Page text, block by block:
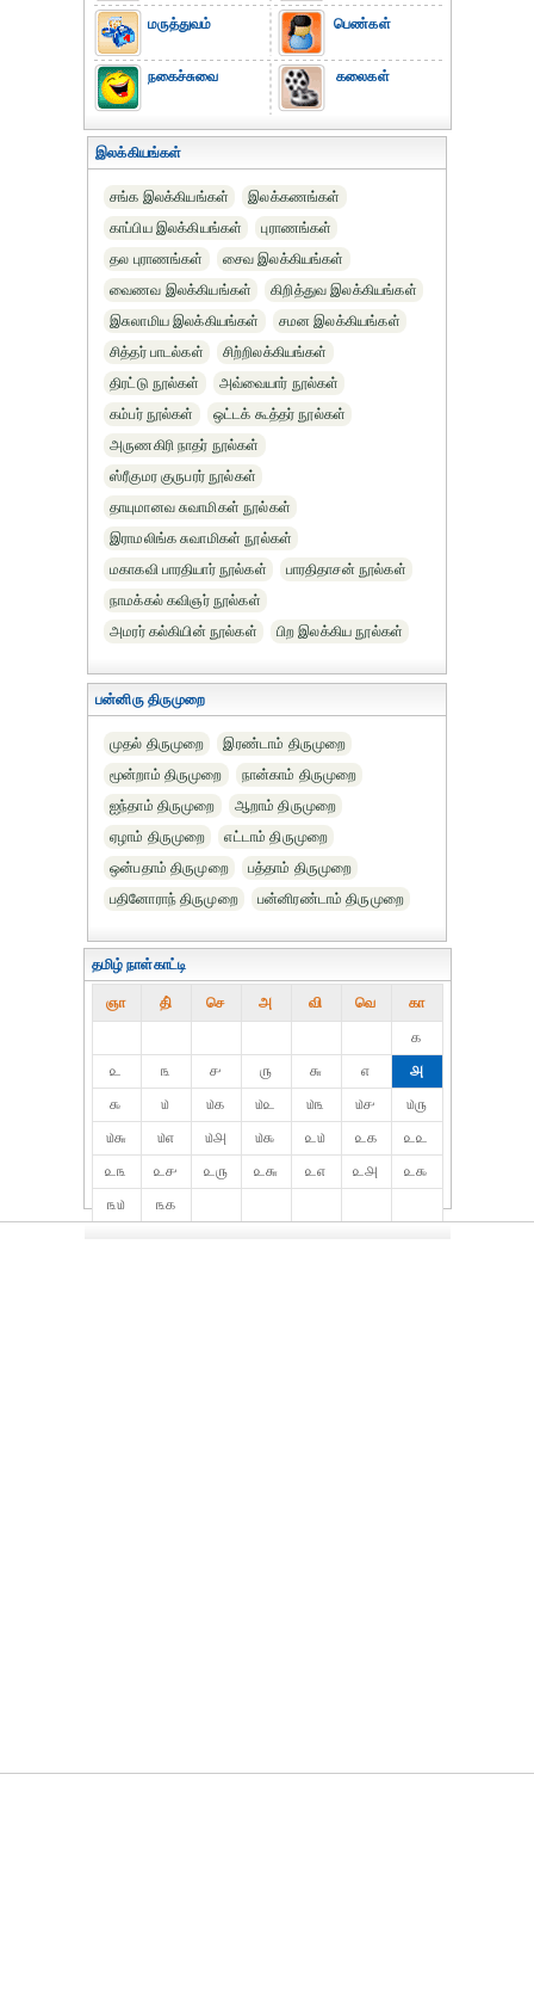
மருத்துவம்
நகைச்சுவை
பெண்கள்
கலைகள்
இலக்கியங்கள்
சங்க இலக்கியங்கள்
இலக்கணங்கள்
காப்பிய இலக்கியங்கள்
புராணங்கள்
தல புராணங்கள்
சைவ இலக்கியங்கள்
வைணவ இலக்கியங்கள்
கிறித்துவ இலக்கியங்கள்
இசுலாமிய இலக்கியங்கள்
சமன இலக்கியங்கள்
சித்தர் பாடல்கள்
சிற்றிலக்கியங்கள்
திரட்டு நூல்கள்
அவ்வையார் நூல்கள்
கம்பர் நூல்கள்
ஒட்டக் கூத்தர் நூல்கள்
அருணகிரி நாதர் நூல்கள்
ஸ்ரீகுமர குருபரர் நூல்கள்
தாயுமானவ சுவாமிகள் நூல்கள்
இராமலிங்க சுவாமிகள் நூல்கள்
மகாகவி பாரதியார் நூல்கள்
பாரதிதாசன் நூல்கள்
நாமக்கல் கவிஞர் நூல்கள்
அமரர் கல்கியின் நூல்கள்
பிற இலக்கிய நூல்கள்
பன்னிரு திருமுறை
முதல் திருமுறை
இரண்டாம் திருமுறை
மூன்றாம் திருமுறை
நான்காம் திருமுறை
ஐந்தாம் திருமுறை
ஆறாம் திருமுறை
ஏழாம் திருமுறை
எட்டாம் திருமுறை
ஒன்பதாம் திருமுறை
பத்தாம் திருமுறை
பதினோராந் திருமுறை
பன்னிரண்டாம் திருமுறை
தமிழ் நாள்காட்டி
ஞா தி் செ அ வி வெ கா
௧
௨
௩ ௪ ௫ ௬ ௭
௮
௯
௰ ௰௧ ௰௨ ௰௩ ௰௪
௰௫
௰௬
௰௭ ௰௮ ௰௯ ௨௰ ௨௧
௨௨
௨௩
௨௪ ௨௫ ௨௬ ௨௭ ௨௮
௨௯
௩௰
௩௧